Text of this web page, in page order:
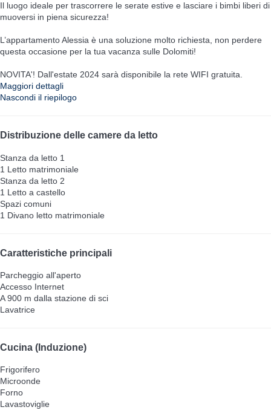
Il luogo ideale per trascorrere le serate estive e lasciare i bimbi liberi di
muoversi in piena sicurezza!
L’appartamento Alessia è una soluzione molto richiesta, non perdere
questa occasione per la tua vacanza sulle Dolomiti!
NOVITA'! Dall'estate 2024 sarà disponibile la rete WIFI gratuita.
Maggiori dettagli
Nascondi il riepilogo
Distribuzione delle camere da letto
Stanza da letto 1
1 Letto matrimoniale
Stanza da letto 2
1 Letto a castello
Spazi comuni
1 Divano letto matrimoniale
Caratteristiche principali
Parcheggio all'aperto
Accesso Internet
A 900 m dalla stazione di sci
Lavatrice
Cucina (Induzione)
Frigorifero
Microonde
Forno
Lavastoviglie